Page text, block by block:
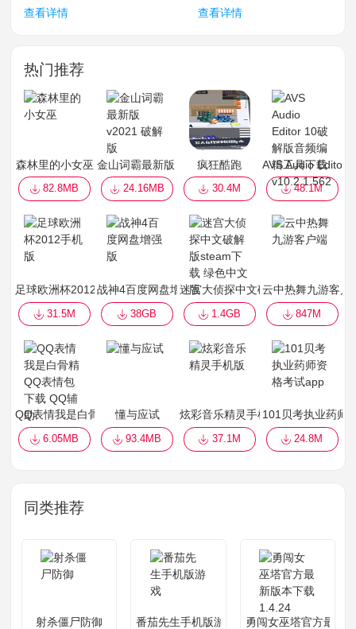
查看详情 查看详情
热门推荐
森林里的小女巫
82.8MB
金山词霸最新版 v2021 破解版
24.16MB
疯狂酷跑
30.4M
AVS Audio Editor
48.1M
足球欧洲杯2012手机版
31.5M
战神4百度网盘增强版
38GB
迷宫大侦探中文破解版steam下载
1.4GB
云中热舞九游客户
847M
QQ表情我是白骨精QQ表情包下载 QQ辅助
6.05MB
懂与应试
93.4MB
炫彩音乐精灵手机版
37.1M
101贝考执业药师
24.8M
同类推荐
射杀僵尸防御 番茄先生手机版游戏 勇闯女巫塔官方最新